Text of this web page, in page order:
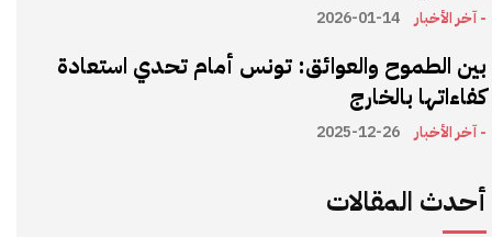
- آخر الأخبار 2026-01-14
بين الطموح والعوائق: تونس أمام تحدي استعادة
كفاءاتها بالخارج
- آخر الأخبار 2025-12-26
أحدث المقالات